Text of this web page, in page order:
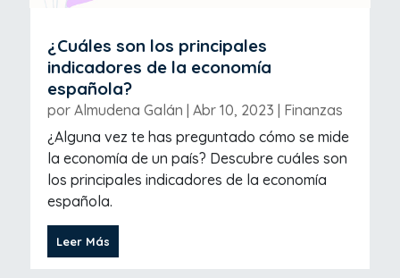
¿Cuáles son los principales
indicadores de la economía
española?
por Almudena Galán | Abr 10, 2023 | Finanzas
¿Alguna vez te has preguntado cómo se mide
la economía de un país? Descubre cuáles son
los principales indicadores de la economía
española.
Leer Más